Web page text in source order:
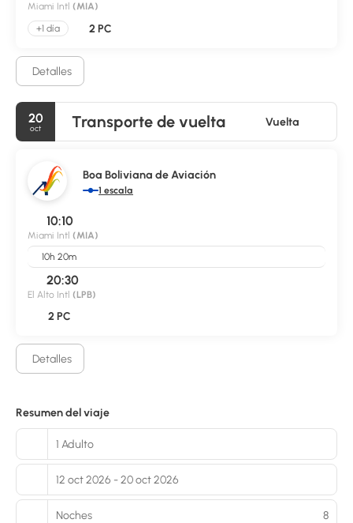
Miami Intl (MIA)
+1 día
2 PC
Detalles
20
oct Transporte de vuelta Vuelta
Boa Boliviana de Aviación
1 escala
10:10
Miami Intl (MIA)
10h 20m
20:30
El Alto Intl (LPB)
2 PC
Detalles
Resumen del viaje
1 Adulto
12 oct 2026 - 20 oct 2026
Noches 8